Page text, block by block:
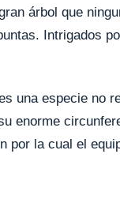
árbol que
Intrigados
una especie no
enorme
por la cual el